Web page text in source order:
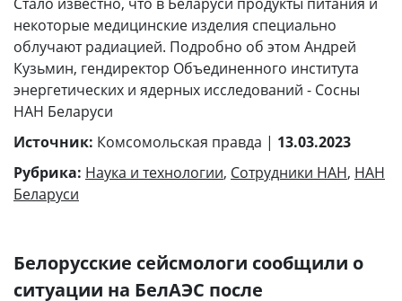
некоторые медицинские изделия специально
облучают радиацией. Подробно об этом Андрей
Кузьмин, гендиректор Объединенного института
энергетических и ядерных исследований - Сосны
НАН Беларуси
Источник: Комсомольская правда | 13.03.2023
Рубрика: Наука и технологии, Сотрудники НАН, НАН
Беларуси
Белорусские сейсмологи сообщили о
ситуации на БелАЭС после